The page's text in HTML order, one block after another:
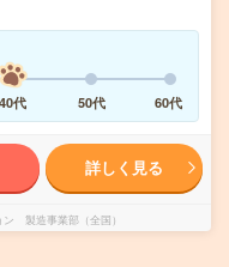
40代 50代 60代
詳しく見る
製造事業部（全国）